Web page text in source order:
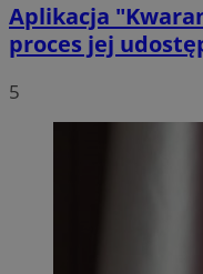
Aplikacja
proces jej
5